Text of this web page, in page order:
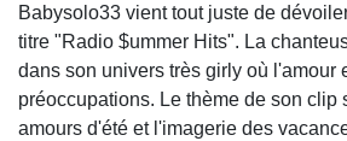
Babysolo33 vient tout juste de
titre "Radio $ummer Hits". La
dans son univers très girly où l'amour
préoccupations. Le thème de son clip
amours d'été et l'imagerie des